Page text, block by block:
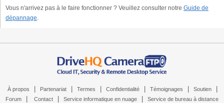
Vous n'arrivez pas à le faire fonctionner ? Veuillez consulter notre Guide de
dépannage.
À propos Partenariat Termes Confidentialité Témoignages Soutien
Forum Contact Service informatique en nuage Service de bureau à distance